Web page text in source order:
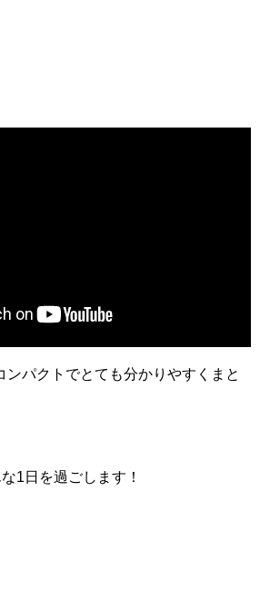
ンパクトでとても分かりやすくまと
1日を過ごします！